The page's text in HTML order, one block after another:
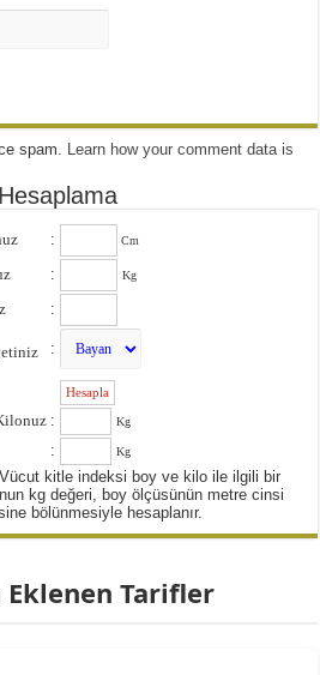
spam. Learn how your comment data is
: Cm
: Kg
:
:
: Kg
: Kg
kitle indeksi boy ve kilo ile ilgili bir
kg değeri, boy ölçüsünün metre cinsi
bölünmesiyle hesaplanır.
Tarifler